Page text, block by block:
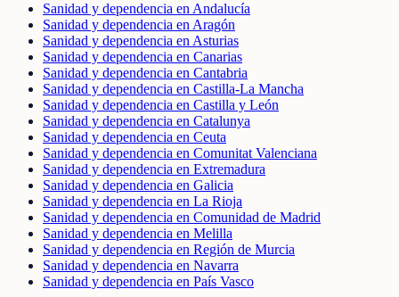
Sanidad y dependencia en Andalucía
Sanidad y dependencia en Aragón
Sanidad y dependencia en Asturias
Sanidad y dependencia en Canarias
Sanidad y dependencia en Cantabria
Sanidad y dependencia en Castilla-La Mancha
Sanidad y dependencia en Castilla y León
Sanidad y dependencia en Catalunya
Sanidad y dependencia en Ceuta
Sanidad y dependencia en Comunitat Valenciana
Sanidad y dependencia en Extremadura
Sanidad y dependencia en Galicia
Sanidad y dependencia en La Rioja
Sanidad y dependencia en Comunidad de Madrid
Sanidad y dependencia en Melilla
Sanidad y dependencia en Región de Murcia
Sanidad y dependencia en Navarra
Sanidad y dependencia en País Vasco